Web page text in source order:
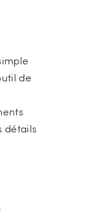
de
détails